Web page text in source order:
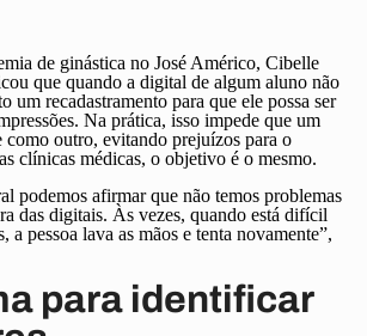
de ginástica no José Américo, Cibelle
que quando a digital de algum aluno não
um recadastramento para que ele possa ser
Na prática, isso impede que um
como outro, evitando prejuízos para o
clínicas médicas, o objetivo é o mesmo.
podemos afirmar que não temos problemas
das digitais. Às vezes, quando está difícil
a pessoa lava as mãos e tenta novamente”,
para identificar